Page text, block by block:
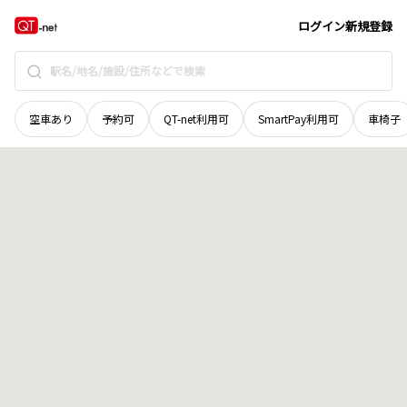
ログイン新規登録
空車あり 予約可 QT-net利用可 SmartPay利用可 車椅子
和歌山県 地域選択で探す